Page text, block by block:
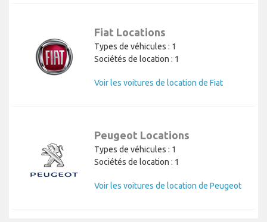
Fiat Locations
Types de véhicules : 1
Sociétés de location : 1
Voir les voitures de location de Fiat
Peugeot Locations
Types de véhicules : 1
Sociétés de location : 1
Voir les voitures de location de Peugeot